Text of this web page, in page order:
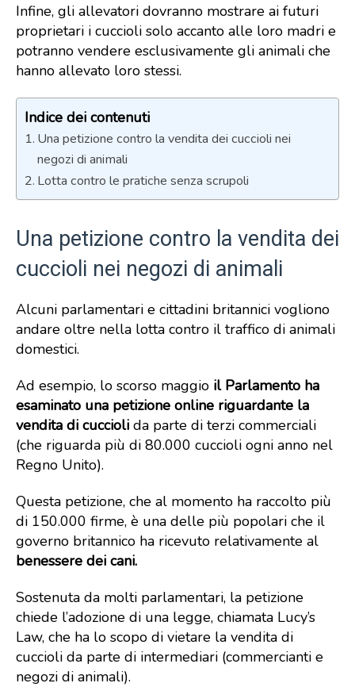
Infine, gli allevatori dovranno mostrare ai futuri
proprietari i cuccioli solo accanto alle loro madri e
potranno vendere esclusivamente gli animali che
hanno allevato loro stessi.
Indice dei contenuti
Una petizione contro la vendita dei cuccioli nei
negozi di animali
Lotta contro le pratiche senza scrupoli
Una petizione contro la vendita dei
cuccioli nei negozi di animali
Alcuni parlamentari e cittadini britannici vogliono
andare oltre nella lotta contro il traffico di animali
domestici.
Ad esempio, lo scorso maggio il Parlamento ha
esaminato una petizione online riguardante la
vendita di cuccioli da parte di terzi commerciali
(che riguarda più di 80.000 cuccioli ogni anno nel
Regno Unito).
Questa petizione, che al momento ha raccolto più
di 150.000 firme, è una delle più popolari che il
governo britannico ha ricevuto relativamente al
benessere dei cani.
Sostenuta da molti parlamentari, la petizione
chiede l’adozione di una legge, chiamata Lucy’s
Law, che ha lo scopo di vietare la vendita di
cuccioli da parte di intermediari (commercianti e
negozi di animali).